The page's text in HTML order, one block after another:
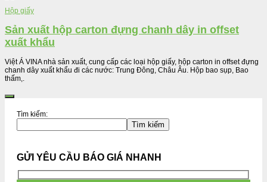
Hộp giấy
Sản xuất hộp carton đựng chanh dây in offset
xuất khẩu
Việt Á VINA nhà sản xuất, cung cấp các loại hộp giấy, hộp carton in offset đựng
chanh dây xuất khẩu đi các nước: Trung Đông, Châu Âu. Hộp bao sụp, Bao
thấm,.
Tìm kiếm:
Tìm kiếm
GỬI YÊU CẦU BÁO GIÁ NHANH